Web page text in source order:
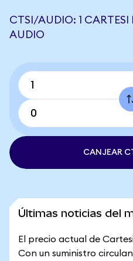
CTSI/AUDIO: 1 CARTESI
AUDIO
CANJEAR
Últimas noticias del
El precio actual de
Con un suministro